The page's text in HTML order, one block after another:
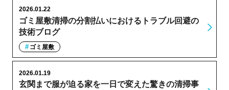
ゴミ屋敷清掃の分割払いにおけるトラブル回避の
技術ブログ
2026.01.22
ゴミ屋敷
玄関まで服が迫る家を一日で変えた驚きの清掃事
2026.01.19